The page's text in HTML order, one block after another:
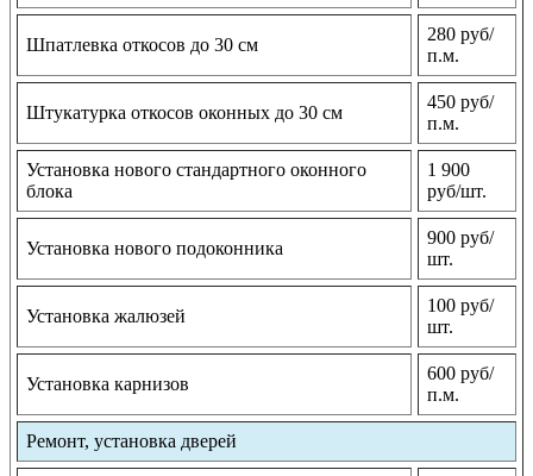
Шпатлевка откосов до 30 см
280 руб/
п.м.
Штукатурка откосов оконных до 30 см
450 руб/
п.м.
Установка нового стандартного оконного
блока
1 900
руб/шт.
Установка нового подоконника
900 руб/
шт.
Установка жалюзей
100 руб/
шт.
Установка карнизов
600 руб/
п.м.
Ремонт, установка дверей